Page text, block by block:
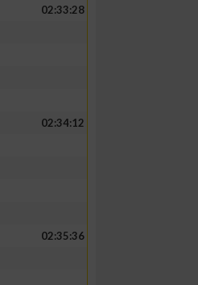
02:33:28
02:34:12
02:35:36